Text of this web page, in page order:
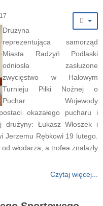
Drużyna
reprezentująca samorząd
Miasta Radzyń Podlaski
odniosła zasłużone
zwycięstwo w Halowym
Turnieju Piłki Nożnej o
Puchar Wojewody
okazałego pucharu i
drużyny: Łukasz Włoszek i
Jerzemu Rębkowi 19 lutego.
włodarza, a trofea znalazły
Czytaj więcej...